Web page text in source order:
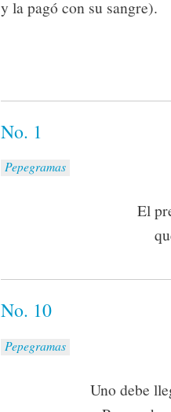
y la pagó con su sangre).
No. 1
Pepegramas
El
No. 10
Pepegramas
Uno debe